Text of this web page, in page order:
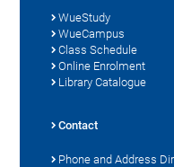
WueStudy
WueCampus
Class Schedule
Online Enrolment
Library Catalogue
Contact
Phone and Address